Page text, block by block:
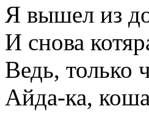
Я вышел из
И снова
Ведь, только
Айда-ка,